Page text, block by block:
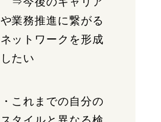
や業務推進に繋がる
ネットワークを形成
したい
・これまでの自分の